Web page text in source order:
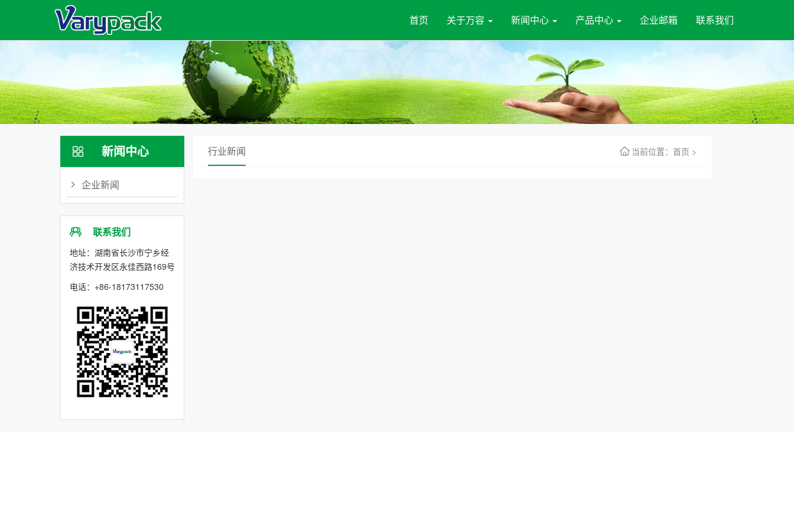
首页 关于万容 新闻中心 产品中心 企业邮箱 联系我们
 新闻中心
企业新闻
联系我们
地址：湖南省长沙市宁乡经
济技术开发区永佳西路169号
电话：+86-18173117530
行业新闻 当前位置： 首页 >